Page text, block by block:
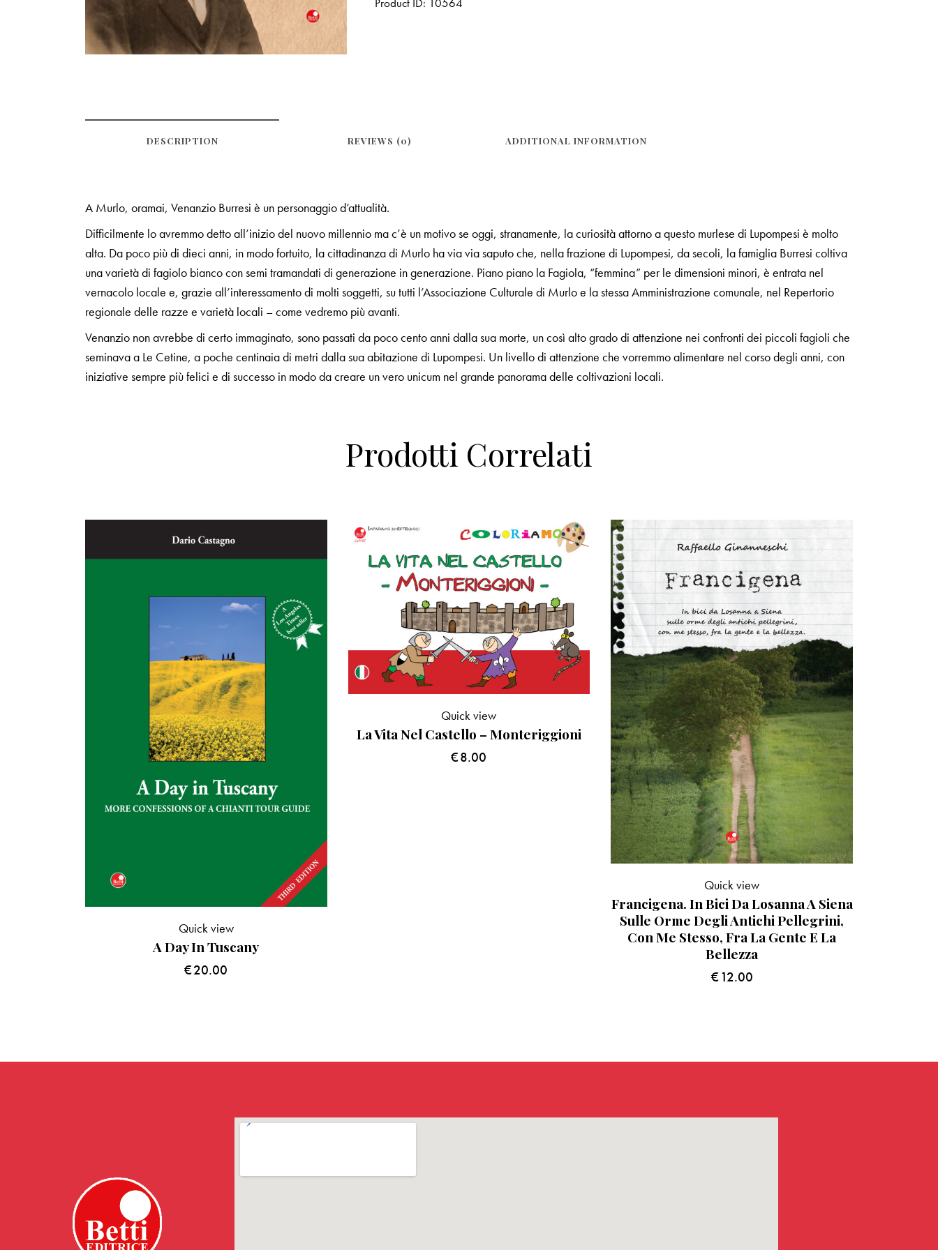
DESCRIPTION REVIEWS (0) ADDITIONAL INFORMATION
A Murlo, oramai, Venanzio Burresi è un personaggio d’attualità.
Difficilmente lo avremmo detto all’inizio del nuovo millennio ma c’è un motivo se oggi, stranamente, la curiosità attorno a questo murlese di Lupompesi è molto
alta. Da poco più di dieci anni, in modo fortuito, la cittadinanza di Murlo ha via via saputo che, nella frazione di Lupompesi, da secoli, la famiglia Burresi coltiva
una varietà di fagiolo bianco con semi tramandati di generazione in generazione. Piano piano la Fagiola, “femmina” per le dimensioni minori, è entrata nel
vernacolo locale e, grazie all’interessamento di molti soggetti, su tutti l’Associazione Culturale di Murlo e la stessa Amministrazione comunale, nel Repertorio
regionale delle razze e varietà locali – come vedremo più avanti.
Venanzio non avrebbe di certo immaginato, sono passati da poco cento anni dalla sua morte, un così alto grado di attenzione nei confronti dei piccoli fagioli che
seminava a Le Cetine, a poche centinaia di metri dalla sua abitazione di Lupompesi. Un livello di attenzione che vorremmo alimentare nel corso degli anni, con
iniziative sempre più felici e di successo in modo da creare un vero unicum nel grande panorama delle coltivazioni locali.
Prodotti Correlati
A Day In Tuscany
€20.00
Quick view
La Vita Nel Castello – Monteriggioni
€8.00
Quick view
Francigena. In Bici Da Losanna A Siena
Sulle Orme Degli Antichi Pellegrini,
Con Me Stesso, Fra La Gente E La
Bellezza
€12.00
Quick view